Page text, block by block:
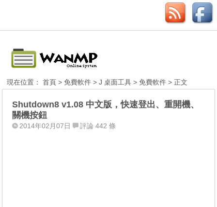
現在位置：首頁 >免費軟件 >J 桌面工具 >免費軟件 > 正文
Shutdown8 v1.08 中文版，快速登出、重開機、
關機按鈕
2014年02月07日 評論 442 條